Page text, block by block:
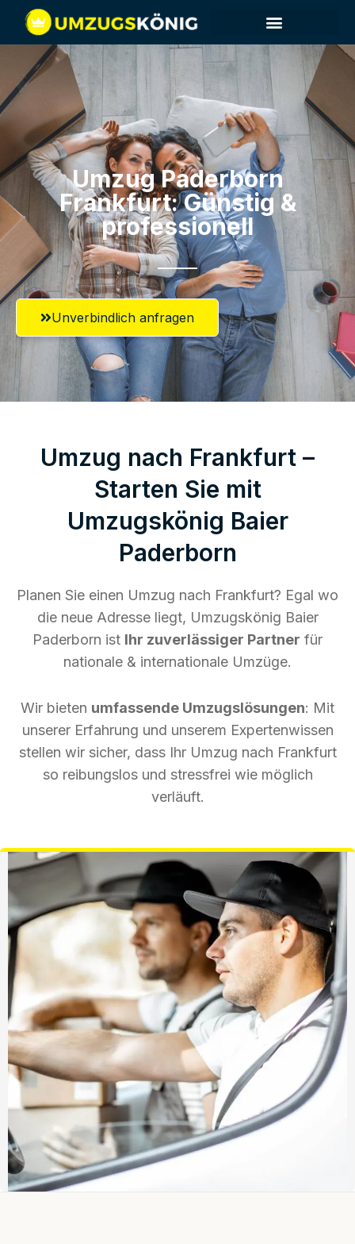
Umzug Paderborn​
Frankfurt: Günstig &
professionell​
Unverbindlich anfragen
Umzug nach Frankfurt –
Starten Sie mit
Umzugskönig Baier
Paderborn
Planen Sie einen Umzug nach Frankfurt? Egal wo
die neue Adresse liegt, Umzugskönig Baier
Paderborn ist Ihr zuverlässiger Partner für
nationale & internationale Umzüge.
Wir bieten umfassende Umzugslösungen: Mit
unserer Erfahrung und unserem Expertenwissen
stellen wir sicher, dass Ihr Umzug nach Frankfurt
so reibungslos und stressfrei wie möglich
verläuft.